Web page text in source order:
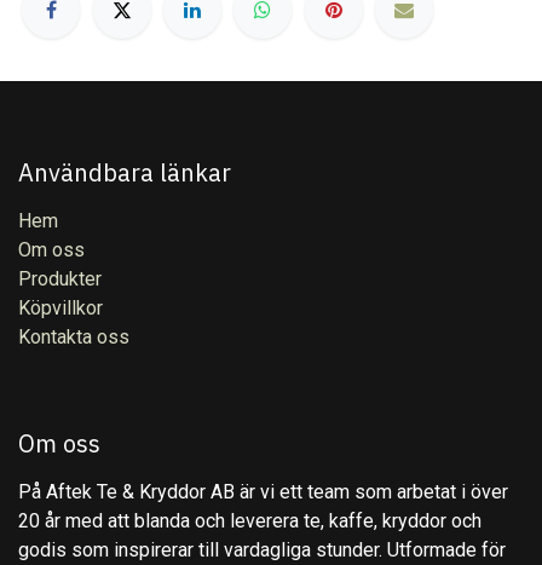
Användbara länkar
Hem
Om oss
Produkter
Köpvillkor
Kontakta oss
Om oss
På Aftek Te & Kryddor AB är vi ett team som arbetat i över
20 år med att blanda och leverera te, kaffe, kryddor och
godis som inspirerar till vardagliga stunder. Utformade för